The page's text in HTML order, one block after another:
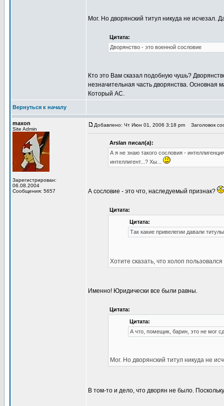
Мог. Но дворянский титул никуда не исчезал.
Цитата:
Дворянство - это военной сословие
Кто это Вам сказал подобную чушь?
незначительная часть дворянства.
Который АС.
Вернуться к началу
maxon
Site Admin
Зарегистрирован:
06.08.2004
Сообщения: 5657
Добавлено: Чт Июн 01, 2006 3:18 pm Заголовок
Arslan писал(а):
А я не знаю такого сословия -
интеллигент...? Хы...
А сословие - это что, наследуемый признак?
Цитата:
Цитата:
Так какие привелегии давали
Хотите сказать, что холоп
Именно! Юридически все были равны.
Цитата:
Цитата:
А что, помещик, барин, это не мог
Мог. Но дворянский титул никуда не
В том-то и дело, что дворян не было.